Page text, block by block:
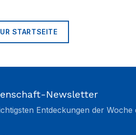
STARTSEITE
Newsletter
Entdeckungen der